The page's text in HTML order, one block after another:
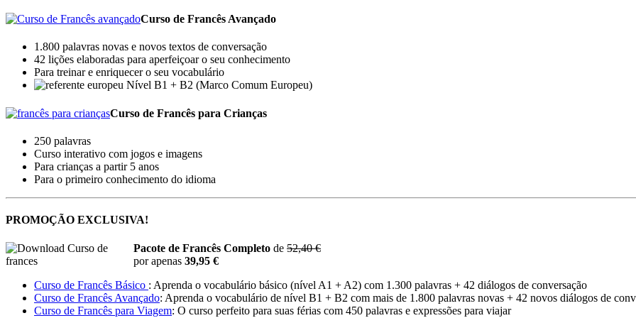
Curso de Francês Avançado
1.800 palavras novas e novos textos de conversação
42 lições elaboradas para aperfeiçoar o seu conhecimento
Para treinar e enriquecer o seu vocabulário
Nível B1 + B2 (Marco Comum Europeu)
Curso de Francês para Crianças
250 palavras
Curso interativo com jogos e imagens
Para crianças a partir 5 anos
Para o primeiro conhecimento do idioma
PROMOÇÃO EXCLUSIVA!
Pacote de Francês Completo de 52,40 €
por apenas 39,95 €
Curso de Francês Básico : Aprenda o vocabulário básico (nível A1 + A2) com 1.300 palavras + 42 diálogos de conversação
Curso de Francês Avançado: Aprenda o vocabulário de nível B1 + B2 com mais de 1.800 palavras novas + 42 novos diálogos de
Curso de Francês para Viagem: O curso perfeito para suas férias com 450 palavras e expressões para viajar